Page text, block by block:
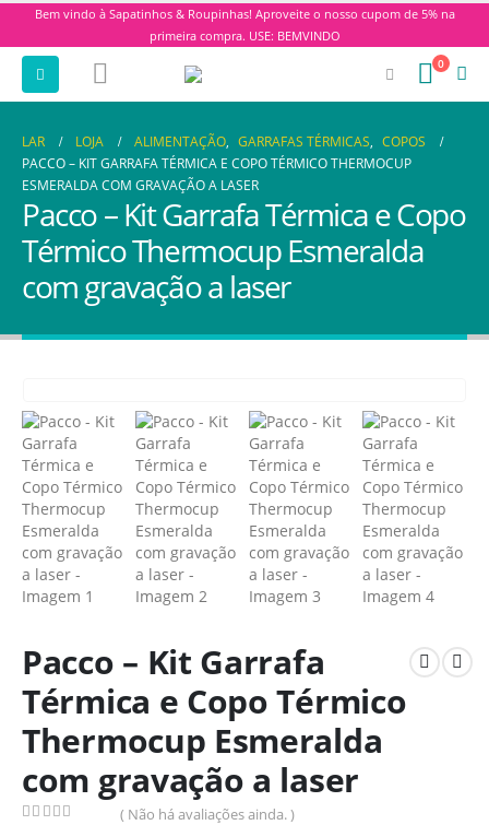
Bem vindo à Sapatinhos & Roupinhas! Aproveite o nosso cupom de 5% na
primeira compra. USE: BEMVINDO
0
LAR LOJA ALIMENTAÇÃO, GARRAFAS TÉRMICAS, COPOS
PACCO – KIT GARRAFA TÉRMICA E COPO TÉRMICO THERMOCUP
ESMERALDA COM GRAVAÇÃO A LASER
Pacco – Kit Garrafa Térmica e Copo
Térmico Thermocup Esmeralda
com gravação a laser
Pacco – Kit Garrafa
Térmica e Copo Térmico
Thermocup Esmeralda
com gravação a laser
( Não há avaliações ainda. )